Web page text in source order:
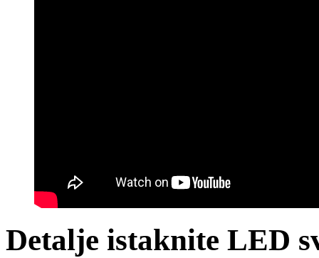
Detalje istaknite LED